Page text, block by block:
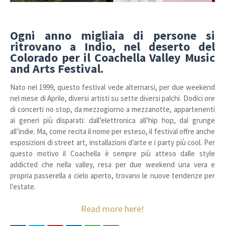
Ogni anno migliaia di persone si
ritrovano a Indio, nel deserto del
Colorado per il Coachella Valley Music
and Arts Festival.
Nato nel 1999, questo festival vede alternarsi, per due weekend
nel mese di Aprile, diversi artisti su sette diversi palchi. Dodici ore
di concerti no stop, da mezzogiorno a mezzanotte, appartenenti
ai generi più disparati: dall’elettronica all’hip hop, dal grunge
all’indie. Ma, come recita il nome per esteso, il festival offre anche
esposizioni di street art, installazioni d’arte e i party più cool. Per
questo motivo il Coachella è sempre più atteso dalle style
addicted che nella valley, resa per due weekend una vera e
propria passerella a cielo aperto, trovano le nuove tendenze per
l’estate.
Read more here!